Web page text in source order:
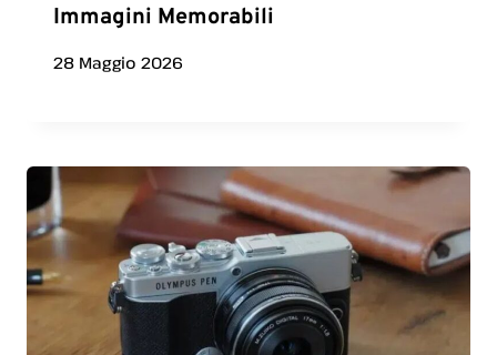
Immagini Memorabili
28 Maggio 2026